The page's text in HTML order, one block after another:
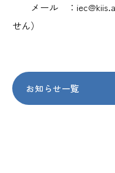
メール ：
せん）
お知らせ一覧